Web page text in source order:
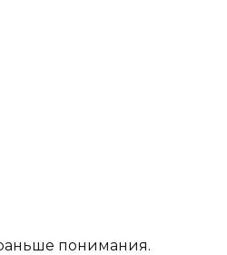
понимания.